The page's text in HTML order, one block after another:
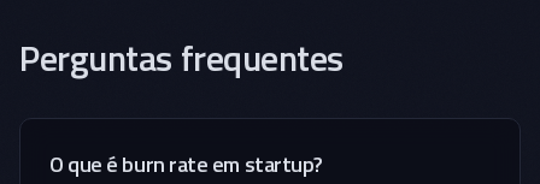
Perguntas frequentes
O que é burn rate em startup?